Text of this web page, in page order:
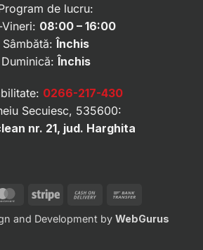
de lucru:
08:00 – 16:00
Sâmbătă:Închis
Duminică:Închis
0266-217-430
Secuiesc, 535600:
nr. 21, jud. Harghita
MasterCard
Stripe
Cash
Delivery
and Development by WebGurus